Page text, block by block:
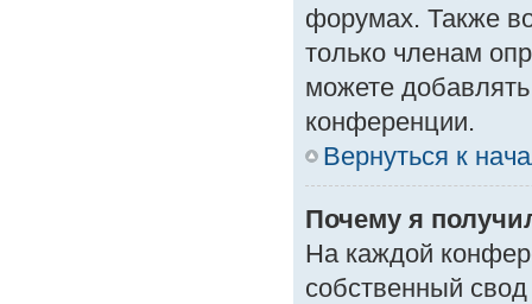
форумах. Также
только членам
можете
конференции.
Вернуться к
Почему я
На каждой
собственный